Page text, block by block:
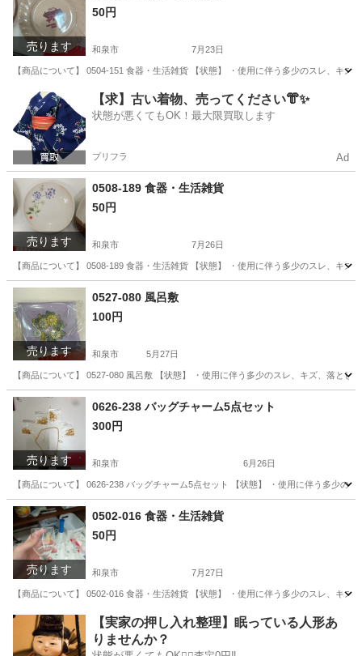
売ります
50円
和泉市 7月23日
【商品について】 0504-151 食器・生活雑貨 【状態】 ・使用に伴う多少のスレ、キ
大阪 和泉市 生活雑貨
【求】古い着物、売ってください👘✨
状態が悪くてもOK！最大限買取します
プリフラ Ad
売ります
0508-189 食器・生活雑貨
50円
和泉市 7月26日
【商品について】 0508-189 食器・生活雑貨 【状態】 ・使用に伴う多少のスレ、キ
大阪 和泉市 リユース
売ります
0527-080 風呂敷
100円
和泉市 5月27日
【商品について】 0527-080 風呂敷 【状態】 ・使用に伴う多少のスレ、キズ、落と
大阪 和泉市 リユース
売ります
0626-238 バッグチャーム5点セット
300円
和泉市 6月26日
【商品について】 0626-238 バッグチャーム5点セット 【状態】 ・使用に伴う多少の
大阪 和泉市 アクセサリー リユース
売ります
0502-016 食器・生活雑貨
50円
和泉市 7月27日
【商品について】 0502-016 食器・生活雑貨 【状態】 ・使用に伴う多少のスレ、キ
大阪 和泉市 生活雑貨 リユース
【実家の押し入れ整理】眠っている人形あ
りませんか？